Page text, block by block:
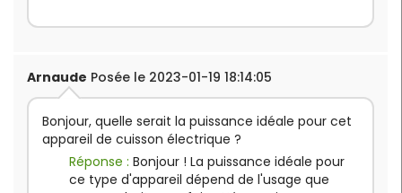
Arnaude Posée le 2023-01-19 18:14:05
Bonjour, quelle serait la puissance idéale pour cet
appareil de cuisson électrique ?
Réponse : Bonjour ! La puissance idéale pour
ce type d'appareil dépend de l'usage que